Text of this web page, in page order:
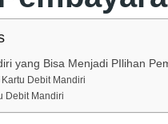
yang Bisa Menjadi PIlihan
Debit Mandiri
Debit Mandiri